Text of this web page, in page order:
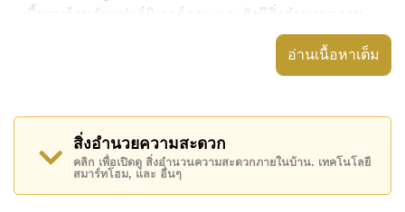
นี้มาพร้อมกับ เฟอร์นิเจอร์ครบ และยังมีสิ่งอำนวยความ
สะดวก ได้แก่ มีระเบียง, เครื่องปรับอากาศครบ,
อสังหาริมทรัพย์นี้สามารถใช้ สระว่ายน้ำ ส่วนกลาง ได้
ส่วนกลาง ได้แก่ จุดชาร์จ EV, ฟิสเนส, สกายเทอร์เรซ,
ห้องเกมส์
สถานที่สำคัญใกล้ Copacabana Beach Jomtien ได้แก่:
ติดชายหาด, บิ๊กซี เอ็กซ์ตร้า , หาดจอมเทียน, ถนนคนเดิน
อ่านเนื้อหาเต็ม
สิ่งอำนวยความสะดวก
คลิก เพื่อเปิดดู สิ่งอำนวนความสะดวกภายในบ้าน. เทคโนโลยี
สมาร์ทโฮม, และ อื่นๆ